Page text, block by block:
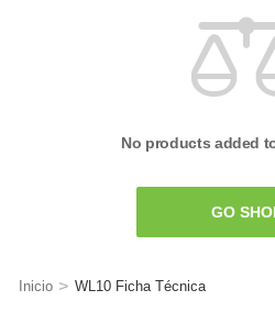
No products added
GO
Inicio > WL10 Ficha Técnica